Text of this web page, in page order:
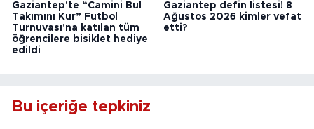
Gaziantep'te “Camini Bul
Takımını Kur” Futbol
Turnuvası'na katılan tüm
öğrencilere bisiklet hediye
edildi
Gaziantep defin listesi! 8
Ağustos 2026 kimler vefat
etti?
Bu içeriğe tepkiniz